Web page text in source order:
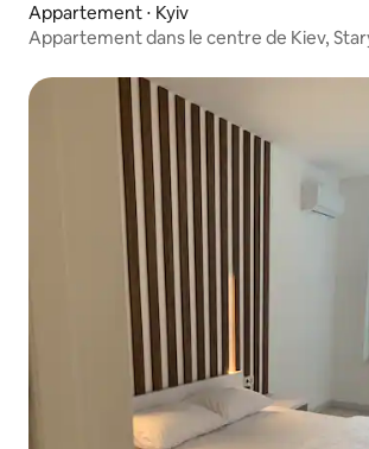
Appartement ⋅ Kyiv
Appartement dans le centre de Kiev,